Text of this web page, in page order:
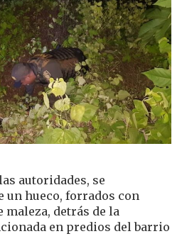
autoridades, se
un hueco, forrados con
detrás de la
en predios del barrio